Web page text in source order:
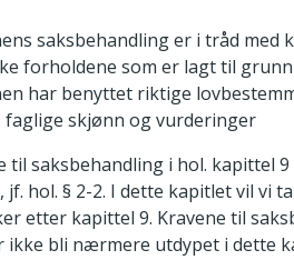
saksbehandling er i tråd med
forholdene som er lagt til
har benyttet riktige
faglige skjønn og vurderinger
til saksbehandling i hol. kapittel
hol. § 2-2. I dette kapitlet vil vi
etter kapittel 9. Kravene til
ikke bli nærmere utdypet i dette